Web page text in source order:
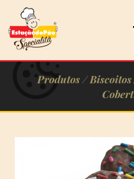
Produtos /